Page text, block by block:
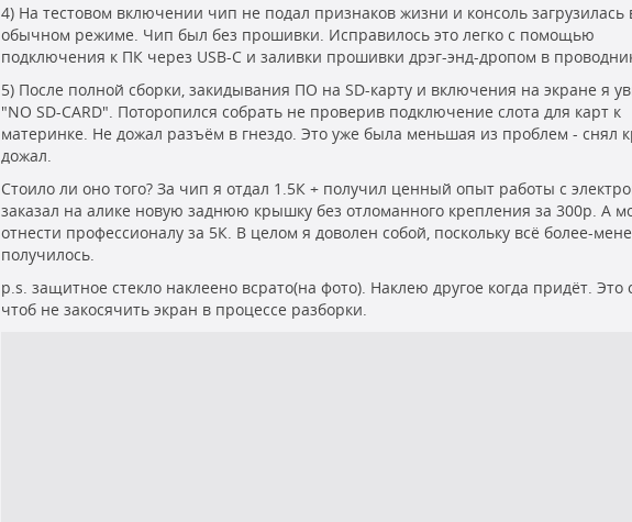
4) На тестовом включении чип не подал признаков жизни и консоль загрузилась
обычном режиме. Чип был без прошивки. Исправилось это легко с помощью
подключения к ПК через USB-C и заливки прошивки дрэг-энд-дропом в
5) После полной сборки, закидывания ПО на SD-карту и включения на экране я
"NO SD-CARD". Поторопился собрать не проверив подключение слота для карт к
материнке. Не дожал разъём в гнездо. Это уже была меньшая из проблем - снял
дожал.
Стоило ли оно того? За чип я отдал 1.5К + получил ценный опыт работы с
заказал на алике новую заднюю крышку без отломанного крепления за 300р. А
отнести профессионалу за 5К. В целом я доволен собой, поскольку всё более-
получилось.
p.s. защитное стекло наклеено всрато(на фото). Наклею другое когда придёт. Это
чтоб не закосячить экран в процессе разборки.